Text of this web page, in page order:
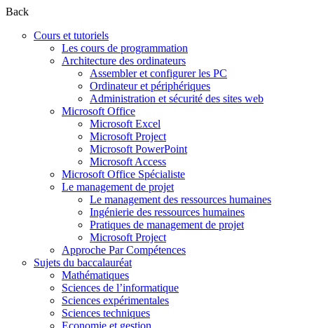
Back
Cours et tutoriels
Les cours de programmation
Architecture des ordinateurs
Assembler et configurer les PC
Ordinateur et périphériques
Administration et sécurité des sites web
Microsoft Office
Microsoft Excel
Microsoft Project
Microsoft PowerPoint
Microsoft Access
Microsoft Office Spécialiste
Le management de projet
Le management des ressources humaines
Ingénierie des ressources humaines
Pratiques de management de projet
Microsoft Project
Approche Par Compétences
Sujets du baccalauréat
Mathématiques
Sciences de l’informatique
Sciences expérimentales
Sciences techniques
Economie et gestion